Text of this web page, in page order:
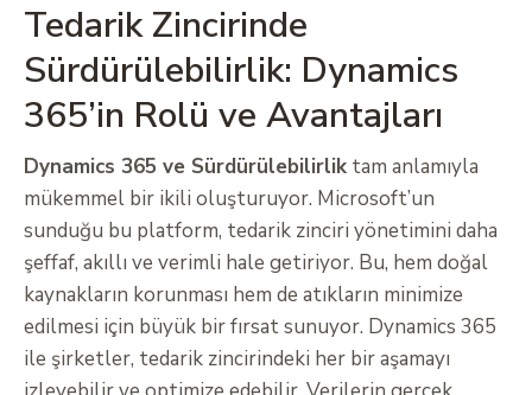
Tedarik Zincirinde
Sürdürülebilirlik: Dynamics
365’in Rolü ve Avantajları
Dynamics 365 ve Sürdürülebilirlik tam anlamıyla
mükemmel bir ikili oluşturuyor. Microsoft’un
sunduğu bu platform, tedarik zinciri yönetimini daha
şeffaf, akıllı ve verimli hale getiriyor. Bu, hem doğal
kaynakların korunması hem de atıkların minimize
edilmesi için büyük bir fırsat sunuyor. Dynamics 365
ile şirketler, tedarik zincirindeki her bir aşamayı